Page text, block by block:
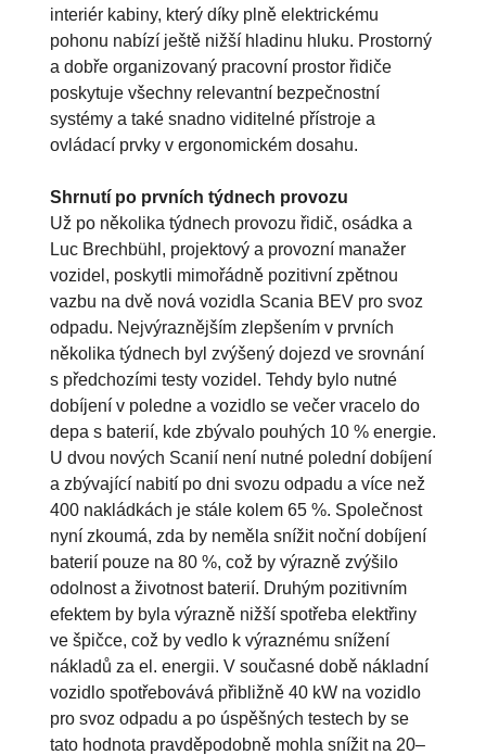
interiér kabiny, který díky plně elektrickému
pohonu nabízí ještě nižší hladinu hluku. Prostorný
a dobře organizovaný pracovní prostor řidiče
poskytuje všechny relevantní bezpečnostní
systémy a také snadno viditelné přístroje a
ovládací prvky v ergonomickém dosahu.
Shrnutí po prvních týdnech provozu
Už po několika týdnech provozu řidič, osádka a
Luc Brechbühl, projektový a provozní manažer
vozidel, poskytli mimořádně pozitivní zpětnou
vazbu na dvě nová vozidla Scania BEV pro svoz
odpadu. Nejvýraznějším zlepšením v prvních
několika týdnech byl zvýšený dojezd ve srovnání
s předchozími testy vozidel. Tehdy bylo nutné
dobíjení v poledne a vozidlo se večer vracelo do
depa s baterií, kde zbývalo pouhých 10 % energie.
U dvou nových Scanií není nutné polední dobíjení
a zbývající nabití po dni svozu odpadu a více než
400 nakládkách je stále kolem 65 %. Společnost
nyní zkoumá, zda by neměla snížit noční dobíjení
baterií pouze na 80 %, což by výrazně zvýšilo
odolnost a životnost baterií. Druhým pozitivním
efektem by byla výrazně nižší spotřeba elektřiny
ve špičce, což by vedlo k výraznému snížení
nákladů za el. energii. V současné době nákladní
vozidlo spotřebovává přibližně 40 kW na vozidlo
pro svoz odpadu a po úspěšných testech by se
tato hodnota pravděpodobně mohla snížit na 20–